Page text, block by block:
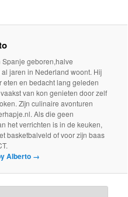
geboren,halve
jaren in Nederland woont. Hij
eten en bedacht lang geleden
van kon genieten door zelf
Zijn culinaire avonturen
Als die geen
het verrichten is in de keuken,
basketbalveld of voor zijn baas
Alberto →